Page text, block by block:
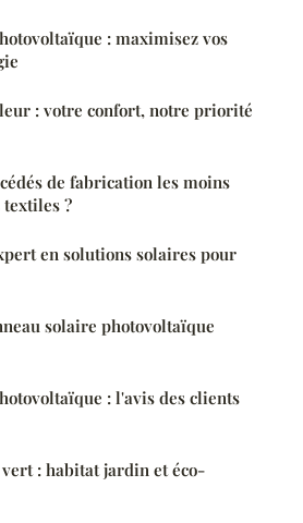
: maximisez vos
: votre confort, notre priorité
de fabrication les moins
?
en solutions solaires pour
solaire photovoltaïque
: l'avis des clients
: habitat jardin et éco-